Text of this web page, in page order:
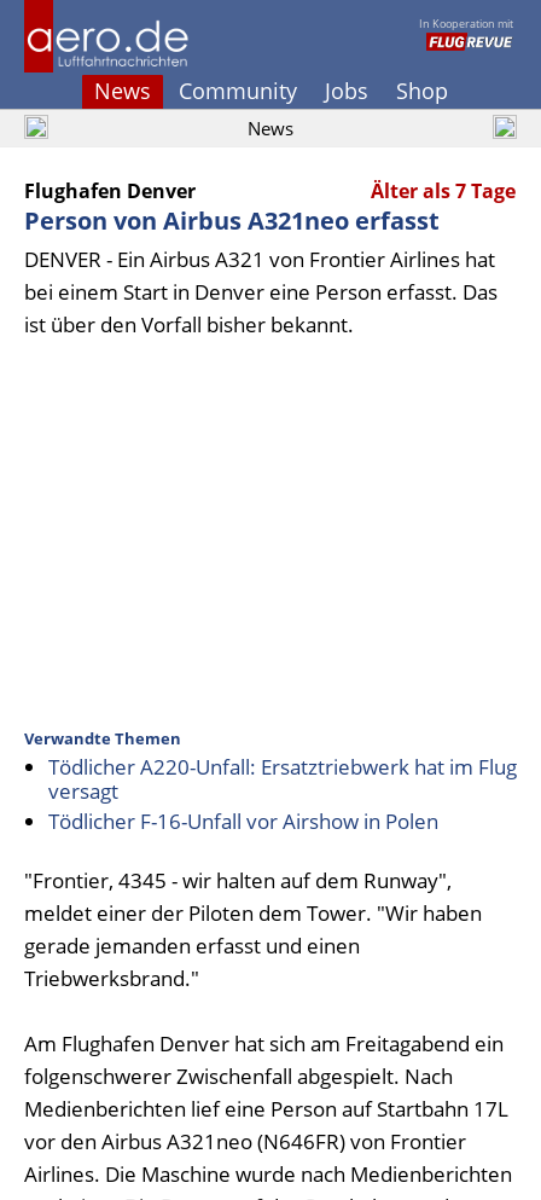
In Kooperation mit
News Community Jobs Shop
News
Flughafen Denver Älter als 7 Tage
Person von Airbus A321neo erfasst
DENVER - Ein Airbus A321 von Frontier Airlines hat
bei einem Start in Denver eine Person erfasst. Das
ist über den Vorfall bisher bekannt.
Verwandte Themen
Tödlicher A220-Unfall: Ersatztriebwerk hat im Flug
versagt
Tödlicher F-16-Unfall vor Airshow in Polen
"Frontier, 4345 - wir halten auf dem Runway",
meldet einer der Piloten dem Tower. "Wir haben
gerade jemanden erfasst und einen
Triebwerksbrand."
Am Flughafen Denver hat sich am Freitagabend ein
folgenschwerer Zwischenfall abgespielt. Nach
Medienberichten lief eine Person auf Startbahn 17L
vor den Airbus A321neo (N646FR) von Frontier
Airlines. Die Maschine wurde nach Medienberichten